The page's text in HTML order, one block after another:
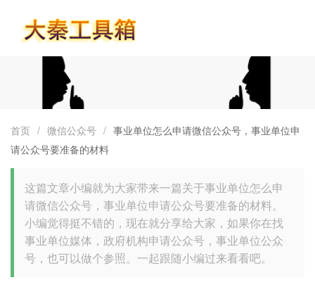
首页 / 微信公众号 / 事业单位怎么申请微信公众号，事业单位申
请公众号要准备的材料
这篇文章小编就为大家带来一篇关于事业单位怎么申
请微信公众号，事业单位申请公众号要准备的材料。
小编觉得挺不错的，现在就分享给大家，如果你在找
事业单位媒体，政府机构申请公众号，事业单位公众
号，也可以做个参照。一起跟随小编过来看看吧。